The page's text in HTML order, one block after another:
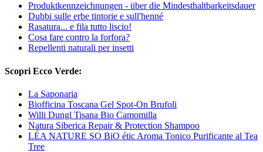
Produktkennzeichnungen - über die Mindesthaltbarkeitsdauer
Dubbi sulle erbe tintorie e sull'henné
Rasatura... e fila tutto liscio!
Cosa fare contro la forfora?
Repellenti naturali per insetti
Scopri Ecco Verde:
La Saponaria
Biofficina Toscana Gel Spot-On Brufoli
Willi Dungl Tisana Bio Camomilla
Natura Siberica Repair & Protection Shampoo
LÉA NATURE SO BiO étic Aroma Tonico Purificante al Tea
Tree